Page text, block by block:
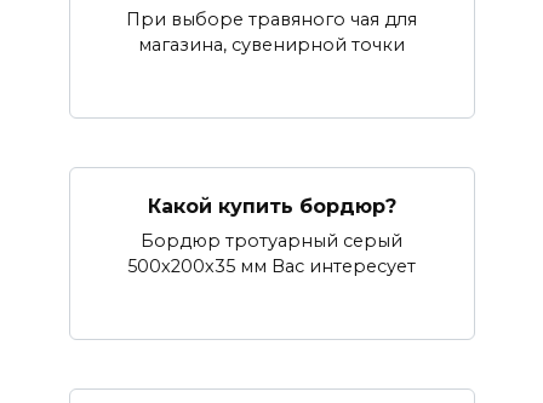
При выборе травяного чая для
магазина, сувенирной точки
Какой купить бордюр?
Бордюр тротуарный серый
500х200х35 мм Вас интересует